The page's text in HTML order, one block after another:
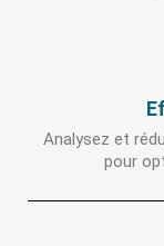
Analysez et
pour